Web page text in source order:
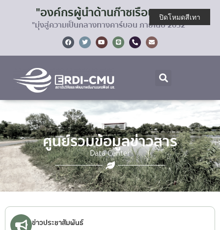
"องค์กรผู้นำด้านก๊าซเรือนกระจก
"มุ่งสู่ความเป็นกลางทางคาร์บอน ภายในปี 2032"
ศูนย์รวมข้อมูลข่าวสาร
Data Center
ข่าวประชาสัมพันธ์
ปิดโหมดสีเทา